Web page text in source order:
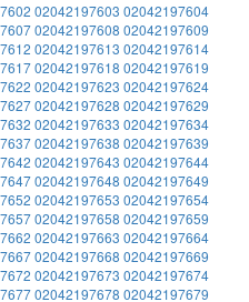
02042197603 02042197604
02042197608 02042197609
02042197613 02042197614
02042197618 02042197619
02042197623 02042197624
02042197628 02042197629
02042197633 02042197634
02042197638 02042197639
02042197643 02042197644
02042197648 02042197649
02042197653 02042197654
02042197658 02042197659
02042197663 02042197664
02042197668 02042197669
02042197673 02042197674
02042197678 02042197679